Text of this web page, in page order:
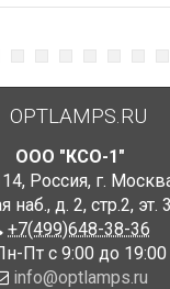
OPTLAMPS.RU
ООО "КСО-1"
, Россия, г.
наб., д. 2, стр.2, эт.
+7(499)648-38-36
Пт с 9:00 до 19:00
info@optlamps.ru